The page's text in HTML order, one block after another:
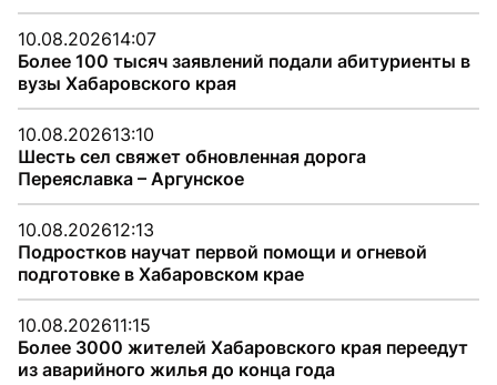
10.08.202614:07
Более 100 тысяч заявлений подали абитуриенты в
вузы Хабаровского края
10.08.202613:10
Шесть сел свяжет обновленная дорога
Переяславка – Аргунское
10.08.202612:13
Подростков научат первой помощи и огневой
подготовке в Хабаровском крае
10.08.202611:15
Более 3000 жителей Хабаровского края переедут
из аварийного жилья до конца года